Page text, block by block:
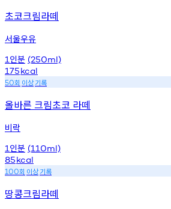
초코크림라떼
서울우유
1 인분 (250ml)
175kcal
50회 이상기록
올바른 크림초코 라떼
비락
1 인분 (110ml)
85kcal
100회 이상기록
땅콩크림라떼